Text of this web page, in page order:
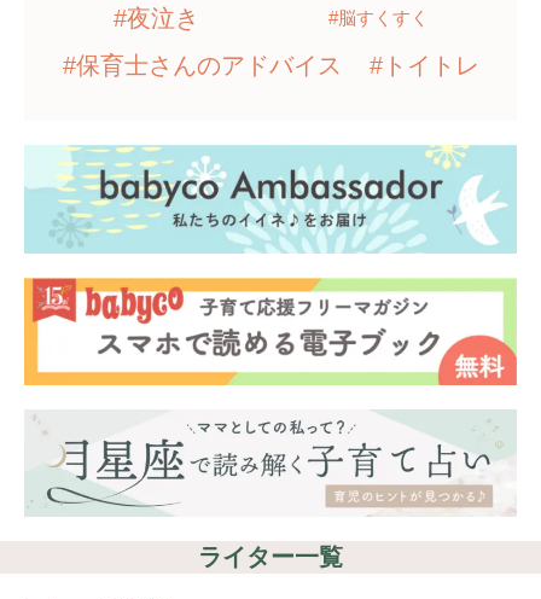
#夜泣き #脳すくすく
#保育士さんのアドバイス #トイトレ
ライター一覧